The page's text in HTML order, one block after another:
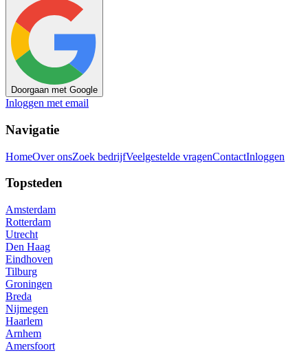
Doorgaan met Google
Inloggen met email
Navigatie
HomeOver onsZoek bedrijfVeelgestelde vragenContactInloggen
Topsteden
Amsterdam
Rotterdam
Utrecht
Den Haag
Eindhoven
Tilburg
Groningen
Breda
Nijmegen
Haarlem
Arnhem
Amersfoort